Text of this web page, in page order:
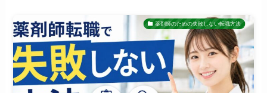
薬剤師のための失敗しない転職方法